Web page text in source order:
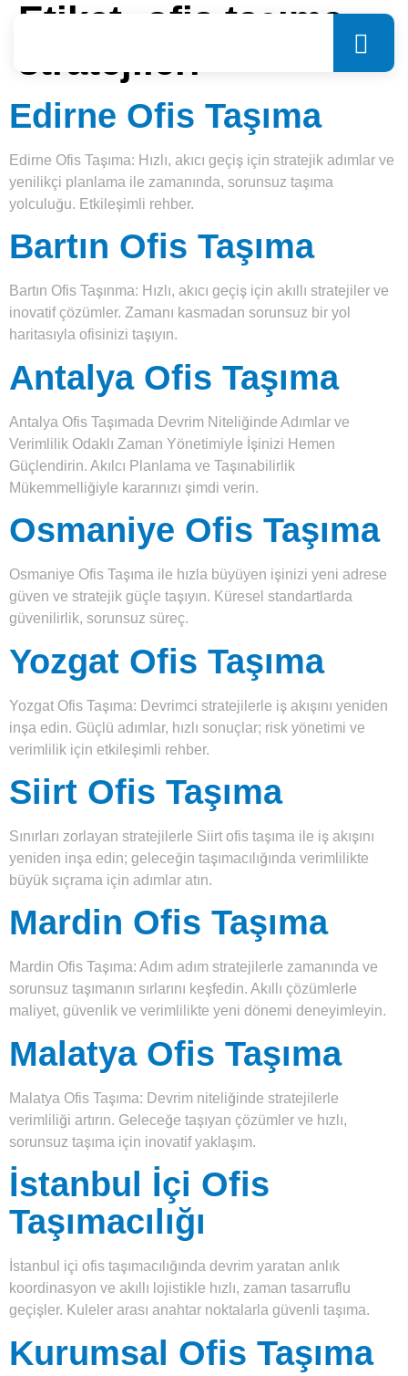
Etiket:
ofis taşıma
stratejileri
Edirne Ofis Taşıma
Edirne Ofis Taşıma: Hızlı, akıcı geçiş için stratejik adımlar ve
yenilikçi planlama ile zamanında, sorunsuz taşıma
yolculuğu. Etkileşimli rehber.
Bartın Ofis Taşıma
Bartın Ofis Taşınma: Hızlı, akıcı geçiş için akıllı stratejiler ve
inovatif çözümler. Zamanı kasmadan sorunsuz bir yol
haritasıyla ofisinizi taşıyın.
Antalya Ofis Taşıma
Antalya Ofis Taşımada Devrim Niteliğinde Adımlar ve
Verimlilik Odaklı Zaman Yönetimiyle İşinizi Hemen
Güçlendirin. Akılcı Planlama ve Taşınabilirlik
Mükemmelliğiyle kararınızı şimdi verin.
Osmaniye Ofis Taşıma
Osmaniye Ofis Taşıma ile hızla büyüyen işinizi yeni adrese
güven ve stratejik güçle taşıyın. Küresel standartlarda
güvenilirlik, sorunsuz süreç.
Yozgat Ofis Taşıma
Yozgat Ofis Taşıma: Devrimci stratejilerle iş akışını yeniden
inşa edin. Güçlü adımlar, hızlı sonuçlar; risk yönetimi ve
verimlilik için etkileşimli rehber.
Siirt Ofis Taşıma
Sınırları zorlayan stratejilerle Siirt ofis taşıma ile iş akışını
yeniden inşa edin; geleceğin taşımacılığında verimlilikte
büyük sıçrama için adımlar atın.
Mardin Ofis Taşıma
Mardin Ofis Taşıma: Adım adım stratejilerle zamanında ve
sorunsuz taşımanın sırlarını keşfedin. Akıllı çözümlerle
maliyet, güvenlik ve verimlilikte yeni dönemi deneyimleyin.
Malatya Ofis Taşıma
Malatya Ofis Taşıma: Devrim niteliğinde stratejilerle
verimliliği artırın. Geleceğe taşıyan çözümler ve hızlı,
sorunsuz taşıma için inovatif yaklaşım.
İstanbul İçi Ofis
Taşımacılığı
İstanbul içi ofis taşımacılığında devrim yaratan anlık
koordinasyon ve akıllı lojistikle hızlı, zaman tasarruflu
geçişler. Kuleler arası anahtar noktalarla güvenli taşıma.
Kurumsal Ofis Taşıma